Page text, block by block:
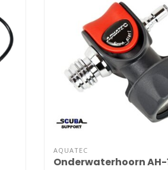
AQUATEC
Onderwaterhoorn AH-